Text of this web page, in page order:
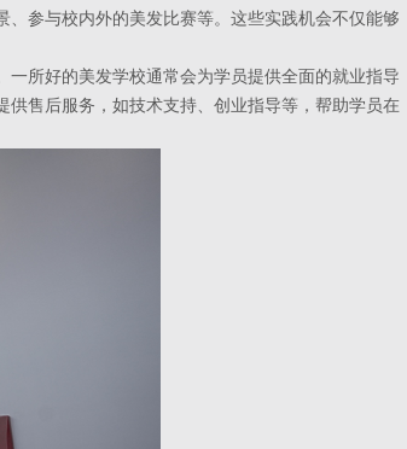
参与校内外的美发比赛等。这些实践机会不仅能够
所好的美发学校通常会为学员提供全面的就业指导
售后服务，如技术支持、创业指导等，帮助学员在